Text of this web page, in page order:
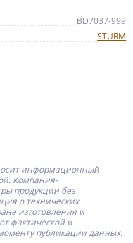
BD7037-999
STURM
информационный
Компания-
продукции без
о технических
изготовления и
фактической и
публикации данных.